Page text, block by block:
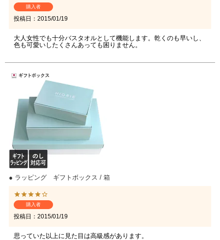
購入者
投稿日 2015/01/19
大人女性でも十分バスタオルとして機能します。乾くのも早いし、
色も可愛いしたくさんあっても困りません。
● ラッピング ギフトボックス / 箱
購入者
投稿日 2015/01/19
思っていた以上に見た目は高級感があります。